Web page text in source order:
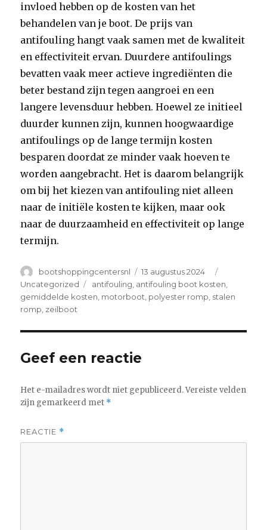
invloed hebben op de kosten van het
behandelen van je boot. De prijs van
antifouling hangt vaak samen met de kwaliteit
en effectiviteit ervan. Duurdere antifoulings
bevatten vaak meer actieve ingrediënten die
beter bestand zijn tegen aangroei en een
langere levensduur hebben. Hoewel ze initieel
duurder kunnen zijn, kunnen hoogwaardige
antifoulings op de lange termijn kosten
besparen doordat ze minder vaak hoeven te
worden aangebracht. Het is daarom belangrijk
om bij het kiezen van antifouling niet alleen
naar de initiële kosten te kijken, maar ook
naar de duurzaamheid en effectiviteit op lange
termijn.
Author
bootshoppingcentersnl
Posted
on
13 augustus 2024
Uncategorized
Tags
antifouling antifouling boot kosten
gemiddelde kosten motorboot polyester romp stalen
romp zeilboot
Geef een reactie
Het e-mailadres wordt niet gepubliceerd. Vereiste velden
zijn gemarkeerd met *
REACTIE *